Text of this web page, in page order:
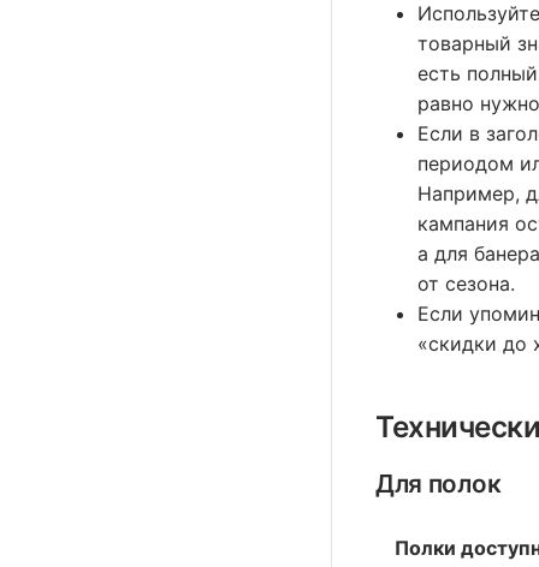
товарный
есть
равно
Если в
периодом
Например,
кампания
а для
от сезона.
Если
«скидки до
Для полок
Полки